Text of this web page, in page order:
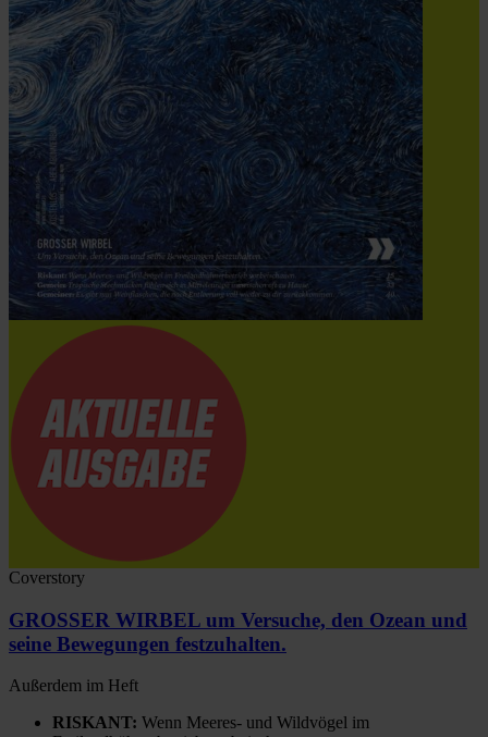
Coverstory
GROSSER WIRBEL um Versuche, den Ozean und
seine Bewegungen festzuhalten.
Außerdem im Heft
RISKANT: Wenn Meeres- und Wildvögel im